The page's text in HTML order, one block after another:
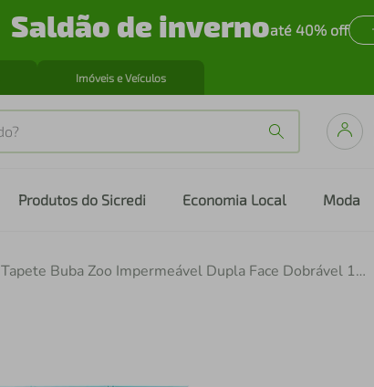
Saldão de invernoaté 40% off
Imóveis e Veículos
Produtos do Sicredi Economia Local Moda
Tapete Buba Zoo Impermeável Dupla Face Dobrável 146cmx195cm